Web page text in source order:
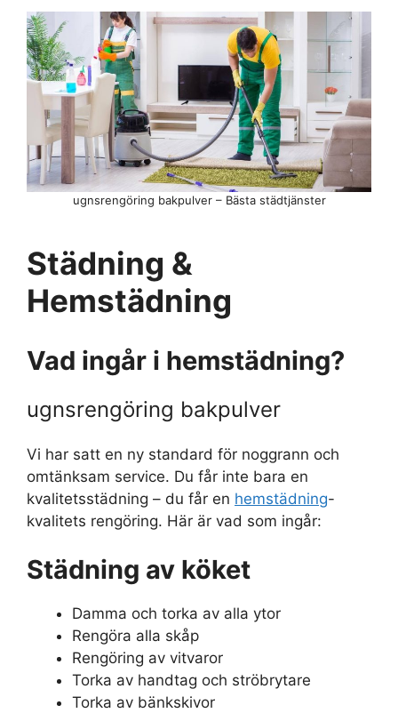
ugnsrengöring bakpulver – Bästa städtjänster
Städning &
Hemstädning
Vad ingår i hemstädning?
ugnsrengöring bakpulver
Vi har satt en ny standard för noggrann och
omtänksam service. Du får inte bara en
kvalitetsstädning – du får en hemstädning-
kvalitets rengöring. Här är vad som ingår:
Städning av köket
Damma och torka av alla ytor
Rengöra alla skåp
Rengöring av vitvaror
Torka av handtag och ströbrytare
Torka av bänkskivor